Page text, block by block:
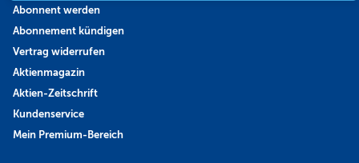
Abonnent werden
Abonnement kündigen
Vertrag widerrufen
Aktienmagazin
Aktien-Zeitschrift
Kundenservice
Mein Premium-Bereich